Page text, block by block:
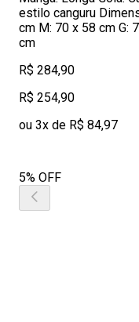
estilo canguru
cm M: 70 x 58 cm G:
cm
R$ 284,90
R$ 254,90
ou 3x de R$ 84,97
5% OFF